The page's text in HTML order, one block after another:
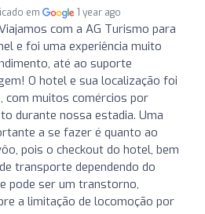
em 1 year ago
com a AG Turismo para
e foi uma experiência muito
até ao suporte
O hotel e sua localização foi
com muitos comércios por
durante nossa estadia. Uma
a se fazer é quanto ao
pois o checkout do hotel, bem
transporte dependendo do
pode ser um transtorno,
a limitação de locomoção por